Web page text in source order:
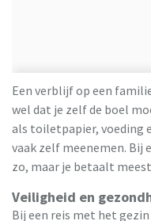
Een verblijf op een
wel dat je zelf de boel
als toiletpapier, voeding
vaak zelf meenemen. Bij
zo, maar je betaalt
Veiligheid en
Bij een reis met het